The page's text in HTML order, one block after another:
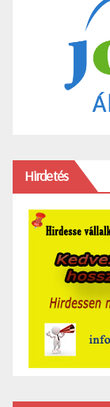
Hirdetés